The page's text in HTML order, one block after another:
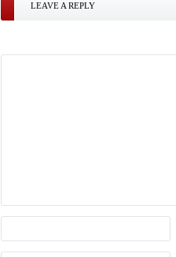
LEAVE A REPLY